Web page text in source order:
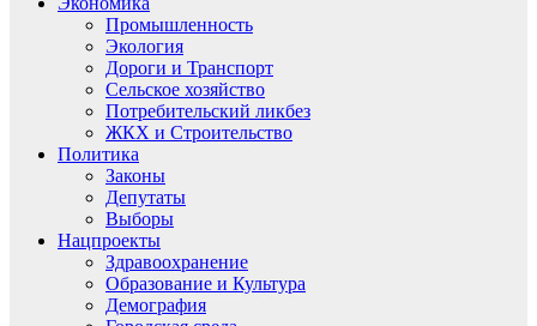
Промышленность
Экология
Дороги и Транспорт
Сельское хозяйство
Потребительский ликбез
ЖКХ и Строительство
Политика
Законы
Депутаты
Выборы
Нацпроекты
Здравоохранение
Образование и Культура
Демография